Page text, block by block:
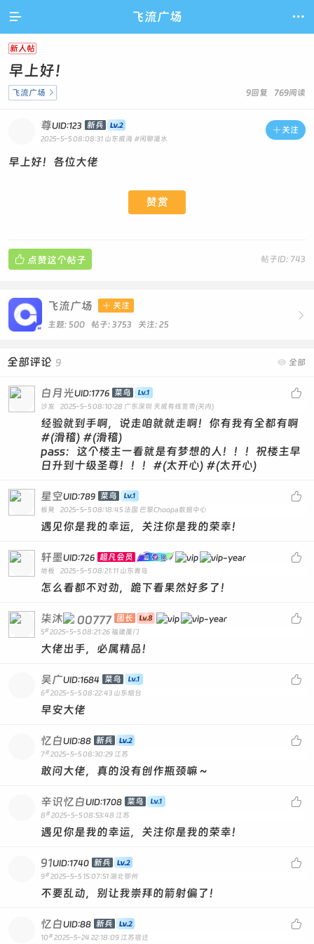
 飞流广场 
新人帖
早上好！
9回复 769阅读
飞流广场 
 关注
尊UID:123 新兵
2025-5-5 08:08:31 山东威海 #闲聊灌水
早上好！各位大佬
赞赏
帖子ID: 743
 点赞这个帖子

飞流广场  关注
主题: 500 帖子: 3753 关注: 25
 全部
全部评论 9

白月光UID:1776 菜鸟
沙发 2025-5-5 08:10:28 广东深圳 天威有线宽带(关内)
经验就到手啊，说走咱就就走啊！你有我有全都有啊
#(滑稽) #(滑稽)
pass：这个楼主一看就是有梦想的人！！！祝楼主早
日升到十级圣尊！！！#(太开心) #(太开心)

星空UID:789 菜鸟
板凳 2025-5-5 08:18:45 法国 巴黎Choopa数据中心
遇见你是我的幸运，关注你是我的荣幸！

轩墨UID:726 超凡会员
地板 2025-5-5 08:21:11 山东青岛
怎么看都不对劲，跪下看果然好多了！

柒沐 00777 团长
5# 2025-5-5 08:21:26 福建厦门
大佬出手，必属精品！

吴广UID:1684 菜鸟
6# 2025-5-5 08:22:43 山东烟台
早安大佬

忆白UID:88 新兵
7# 2025-5-5 08:30:29 江苏
敢问大佬，真的没有创作瓶颈嘛～

辛识忆白UID:1708 菜鸟
8 # 2025-5-5 08:53:48 江苏
遇见你是我的幸运，关注你是我的荣幸！

91UID:1740 新兵
9# 2025-5-5 15:07:51 湖北鄂州
不要乱动，别让我崇拜的箭射偏了！

忆白UID:88 新兵
10 # 2025-5-24 22:18:09 江苏宿迁